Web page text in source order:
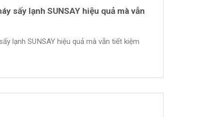
sấy lạnh SUNSAY hiệu quả mà vẫn
lạnh SUNSAY hiệu quả mà vẫn tiết kiệm